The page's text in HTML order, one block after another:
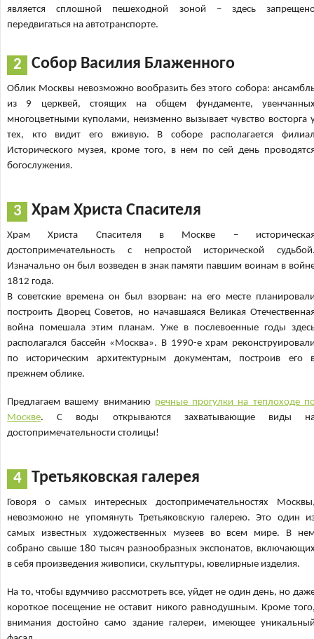
является сплошной пешеходной зоной – здесь
передвигаться на автотранспорте.
Собор Василия Блаженного
Облик Москвы невозможно вообразить без этого собора:
из 9 церквей, стоящих на общем фундаменте,
многоцветными куполами, неизменно вызывает чувство восторга
тех, кто видит его вживую. В соборе располагается
Исторического музея, кроме того, в нем по сей день
богослужения.
Храм Христа Спасителя
Храм Христа Спасителя в Москве –
достопримечательность с непростой исторической
Изначально он был возведен в знак памяти павшим воинам в
1812 года.
В советские времена он был взорван: на его месте
построить Дворец Советов, но начавшаяся Великая
война помешала этим планам. Уже в послевоенные годы
располагался бассейн «Москва». В 1990-е храм
по историческим архитектурным документам, построив его
прежнем облике.
Предлагаем вашему вниманию речные прогулки на теплоходе
Москве. С воды открываются захватывающие виды
достопримечательности столицы!
Третьяковская галерея
Говоря о самых интересных достопримечательностях
невозможно не упомянуть Третьяковскую галерею. Это один
самых известных художественных музеев во всем мире. В
собрано свыше 180 тысяч разнообразных экспонатов,
в себя произведения живописи, скульптуры, ювелирные изделия.
На то, чтобы вдумчиво рассмотреть все, уйдет не один день, но
короткое посещение не оставит никого равнодушным. Кроме
внимания достойно само здание галереи, имеющее